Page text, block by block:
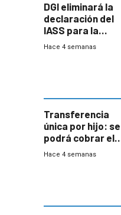
DGI eliminará la
declaración del
IASS para la
mayoría de los
Hace 4 semanas
Transferencia
única por hijo: se
podrá cobrar el
100% en efectivo
Hace 4 semanas